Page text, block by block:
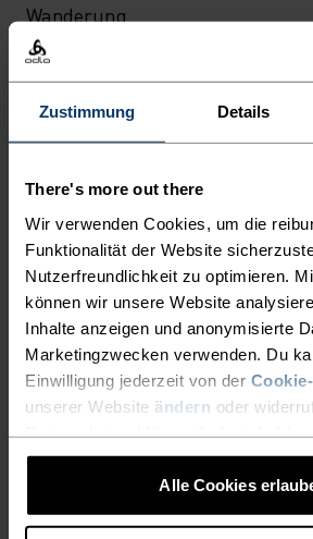
Zustimmung Details
There's more out there
Wir verwenden Cookies, um die
Funktionalität der Website
Nutzerfreundlichkeit zu optimieren.
können wir unsere Website
Inhalte anzeigen und anonymisierte
Marketingzwecken verwenden. Du
Einwilligung jederzeit von der
unserer Website ändern oder
Alle Cookies
Wanderung.
AKTIVITÄTSNIVEAU
AKTIVITÄTSART
ALLES MODERATE AKTIVITÄTEN
Casual Comfort
MATERIALEIGENSCHAFTEN
POLYESTER
feuchtigkeitsableitenden und
schrumpfbeständig und behält seine
langem Tragen. Du findest es bei uns